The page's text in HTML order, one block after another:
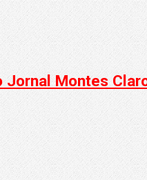
Montes